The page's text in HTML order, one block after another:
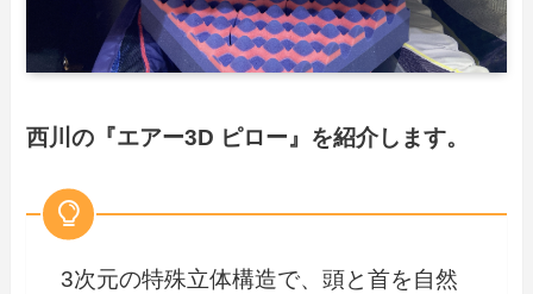
西川の『エアー3D ピロー』を紹介します。
3次元の特殊立体構造で、頭と首を自然